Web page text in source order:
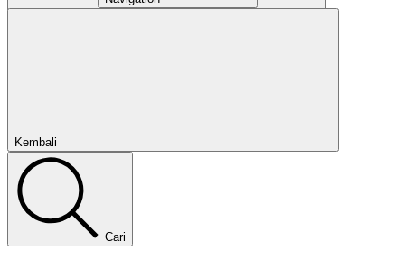
Kembali
Cari